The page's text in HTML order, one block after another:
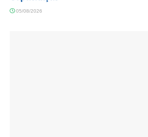
05/08/2026